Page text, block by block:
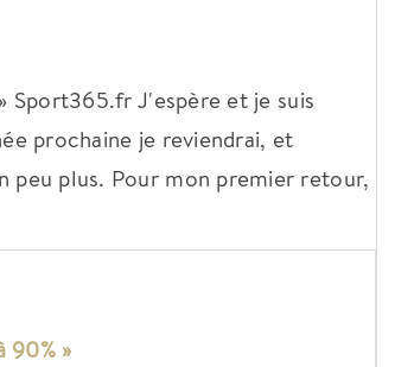
Sport365.fr J'espère et je suis
prochaine je reviendrai, et
peu plus. Pour mon premier retour,
90% »